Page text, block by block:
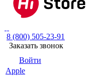
8 (800) 505-23-91
Заказать звонок
Войти
Apple